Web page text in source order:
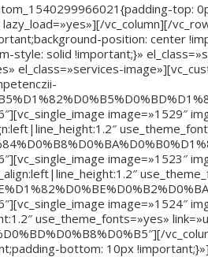
top:
vc_column][/
position: center
solid !important;}»
el_class=»services-
image=»1529″
image=»1523″
image=»1524″
use_theme_fonts=»yes»
bottom: 10px